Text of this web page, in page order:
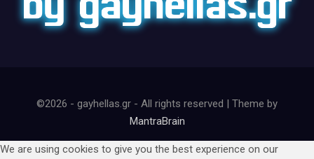
©2026 - gayhellas.gr - All rights reserved | Theme by
MantraBrain
We are using cookies to give you the best experience on our